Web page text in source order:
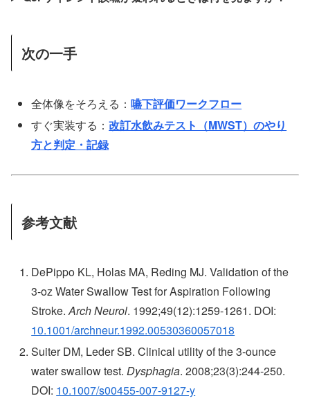
次の一手
全体像をそろえる：嚥下評価ワークフロー
すぐ実装する：改訂水飲みテスト（MWST）のやり
方と判定・記録
参考文献
DePippo KL, Holas MA, Reding MJ. Validation of the
3-oz Water Swallow Test for Aspiration Following
Stroke.Arch Neurol. 1992;49(12):1259-1261. DOI:
10.1001/archneur.1992.00530360057018
Suiter DM, Leder SB. Clinical utility of the 3-ounce
water swallow test.Dysphagia. 2008;23(3):244-250.
DOI: 10.1007/s00455-007-9127-y